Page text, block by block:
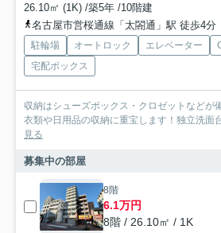
26.10㎡ (1K) /築5年 /10階建
名古屋市営桜通線「太閤通」駅 徒歩4分
駐輪場 オートロック エレベーター
宅配ボックス
収納はシューズボックス・クロゼットなどが
衣類や日用品の収納に重宝します！独立洗面
見る
募集中の部屋
8階
6.1万円
8階 / 26.10㎡ / 1K